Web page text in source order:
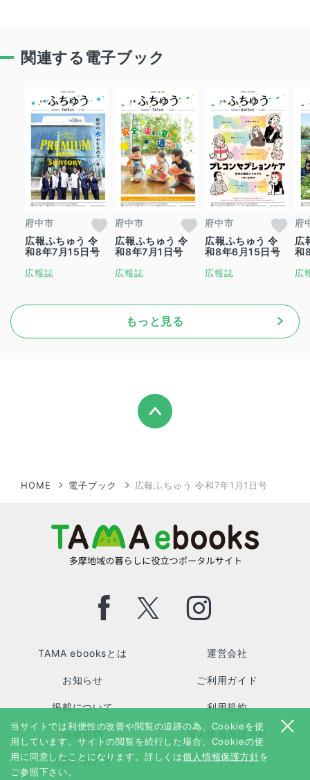
関連する電子ブック
府中市
広報ふちゅう 令
和8年7月15日号
広報誌
府中市
広報ふちゅう 令
和8年7月1日号
広報誌
府中市
広報ふちゅう 令
和8年6月15日号
広報誌
府
広
和
広
もっと見る
HOME 電子ブック 広報ふちゅう 令和7年1月1日号
TAMA ebooksとは 運営会社
お知らせ ご利用ガイド
掲載について 利用規約
掲載規約 個人情報保護方針
お問い合わせ サイトマップ
当サイトでは利便性の改善や閲覧の追跡の為、Cookieを使
用しています。サイトの閲覧を続行した場合、Cookieの使
用に同意したことになります。詳しくは個人情報保護方針を
ご参照下さい。